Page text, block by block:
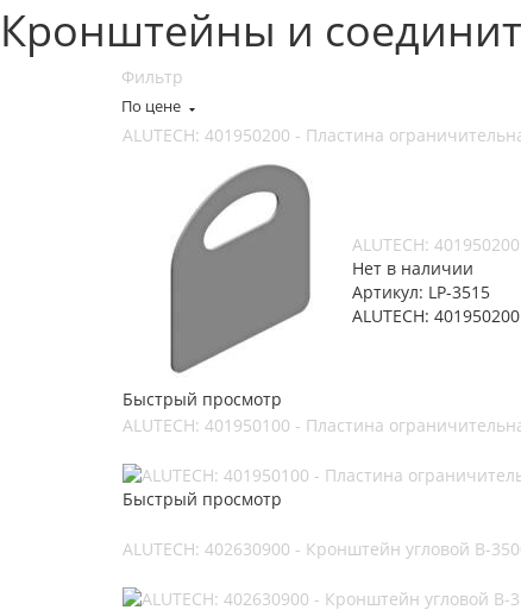
Кронштейны и
Фильтр
По цене
ALUTECH: 401950200 - Пластина
Быстрый просмотр
ALUTECH:
Нет в наличии
Артикул: LP-3515
ALUTECH:
ALUTECH: 401950100 - Пластина
Быстрый просмотр
ALUTECH: 402630900 - Кронштейн угловой B-